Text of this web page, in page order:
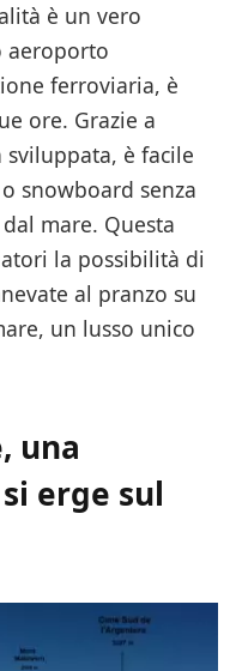
è un vero
aeroporto
ferroviaria, è
ore. Grazie a
è facile
snowboard senza
mare. Questa
la possibilità di
al pranzo su
un lusso unico
una
erge sul